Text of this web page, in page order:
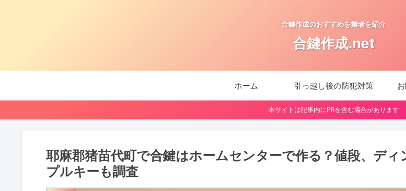
合鍵作成のおすすめを業者を紹介
合鍵作成.net
ホーム 引っ越し後の防犯対策
本サイトは記事内にPRを含む場合があります
耶麻郡猪苗代町で合鍵はホームセンターで作る？値段、ディ
プルキーも調査